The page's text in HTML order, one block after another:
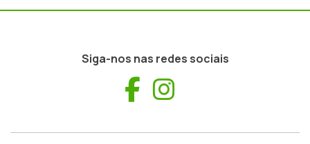
Siga-nos nas redes sociais
Facebook